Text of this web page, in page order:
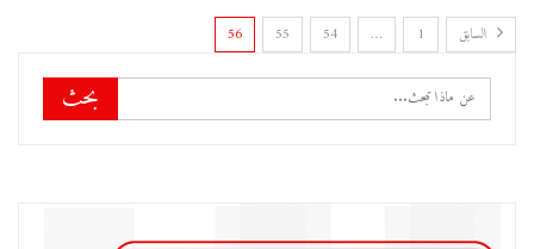
السابق 1
…
54
55
56